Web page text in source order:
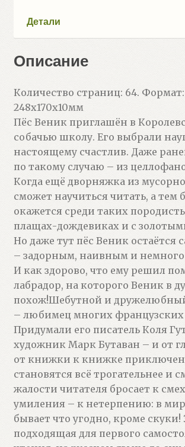
Детали
Описание
Количество страниц: 64. Формат:
248x170x10мм
Пёс Веник приглашён в
собачью школу. Его выбрали
настоящему счастлив. Даже
по такому случаю – из
Когда ещё дворняжка из
сможет научиться читать, а тем
окажется среди таких
плащах-дождевиках и с
Но даже тут пёс Веник остаётся
– задорным, наивным и
И как здорово, что ему решил
лабрадор, на которого Веник в
похож!Шебутной и
– любимец многих французских
Придумали его писатель Коля
художник Марк Бутаван – и от
от книжки к книжке
становятся всё трогательнее и
жалости читателя бросает к
умиления – к нетерпению: в
бывает что угодно, кроме скуки!
подходящая для первого